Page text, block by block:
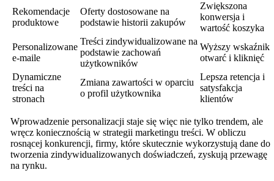
Rekomendacje
produktowe
Oferty dostosowane na
podstawie historii zakupów
Zwiększona
konwersja i
wartość koszyka
Personalizowane
e-maile
Treści zindywidualizowane na
podstawie zachowań
użytkowników
Wyższy wskaźnik
otwarć i kliknięć
Dynamiczne
treści na
stronach
Zmiana zawartości w oparciu
o profil użytkownika
Lepsza retencja i
satysfakcja
klientów
Wprowadzenie personalizacji staje się więc nie tylko trendem, ale
wręcz koniecznością w strategii marketingu treści. W obliczu
rosnącej konkurencji, firmy, które skutecznie wykorzystują dane do
tworzenia zindywidualizowanych doświadczeń, zyskują przewagę
na rynku.